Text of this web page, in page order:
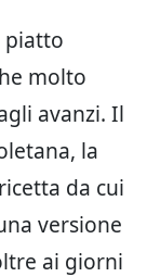
piatto
molto
avanzi. Il
la
da cui
versione
ai giorni